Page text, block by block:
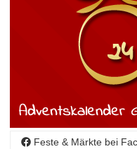
Feste & Märkte bei